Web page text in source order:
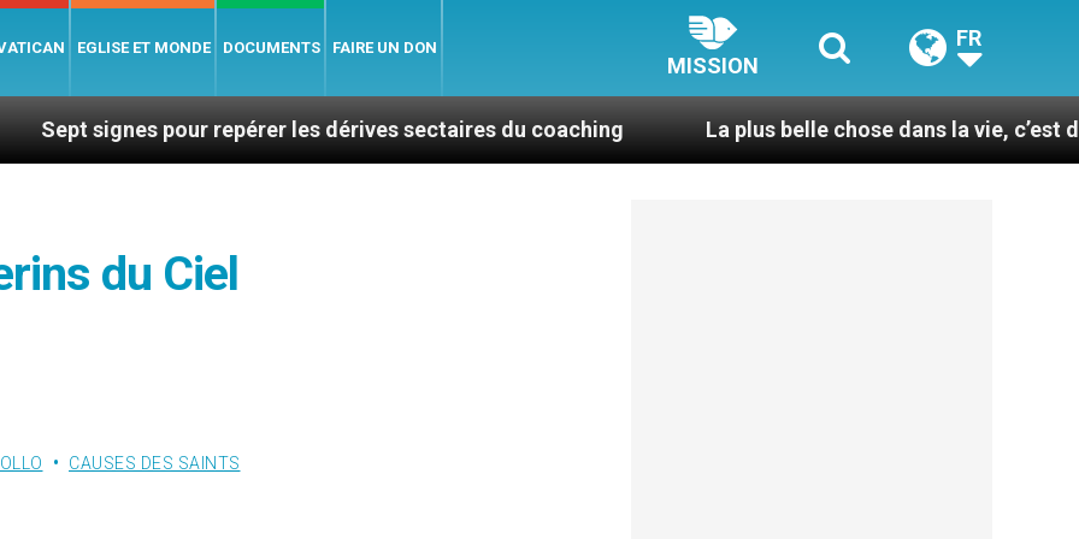
EGLISE ET MONDE DOCUMENTS FAIRE UN DON
MISSION
FR
pour repérer les dérives sectaires du coaching La plus belle chose dans la vie, c’est d’être pris
du Ciel
CAUSES DES SAINTS